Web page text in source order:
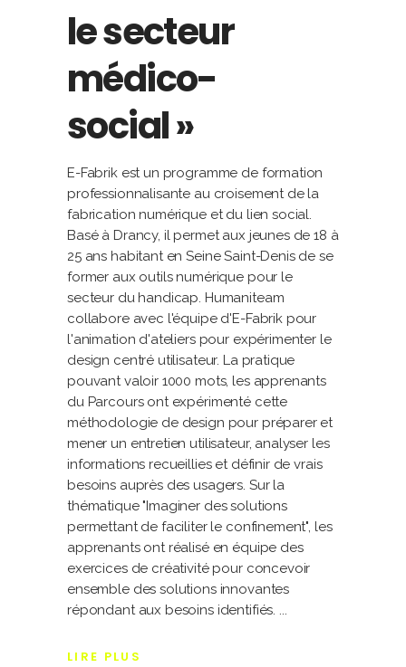
le secteur
médico-
social »
E-Fabrik est un programme de formation
professionnalisante au croisement de la
fabrication numérique et du lien social.
Basé à Drancy, il permet aux jeunes de 18 à
25 ans habitant en Seine Saint-Denis de se
former aux outils numérique pour le
secteur du handicap. Humaniteam
collabore avec l'équipe d'E-Fabrik pour
l'animation d'ateliers pour expérimenter le
design centré utilisateur. La pratique
pouvant valoir 1000 mots, les apprenants
du Parcours ont expérimenté cette
méthodologie de design pour préparer et
mener un entretien utilisateur, analyser les
informations recueillies et définir de vrais
besoins auprès des usagers. Sur la
thématique "Imaginer des solutions
permettant de faciliter le confinement", les
apprenants ont réalisé en équipe des
exercices de créativité pour concevoir
ensemble des solutions innovantes
répondant aux besoins identifiés.
LIRE PLUS